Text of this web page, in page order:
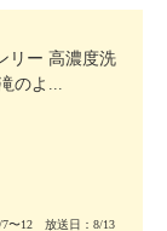
リー 高濃度洗
のよ...
7〜12 放送日：8/13